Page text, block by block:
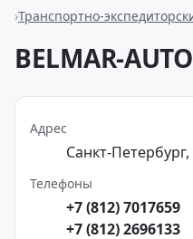
Транспортно-
BELMAR-AUTO
Адрес
Санкт-
Телефоны
+7 (812) 7017659
+7 (812) 2696133